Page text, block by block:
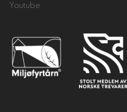
Youtube